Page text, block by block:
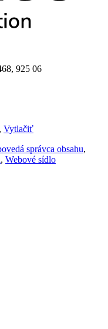
925 06
, Vytlačiť
správca obsahu,
, Webové sídlo